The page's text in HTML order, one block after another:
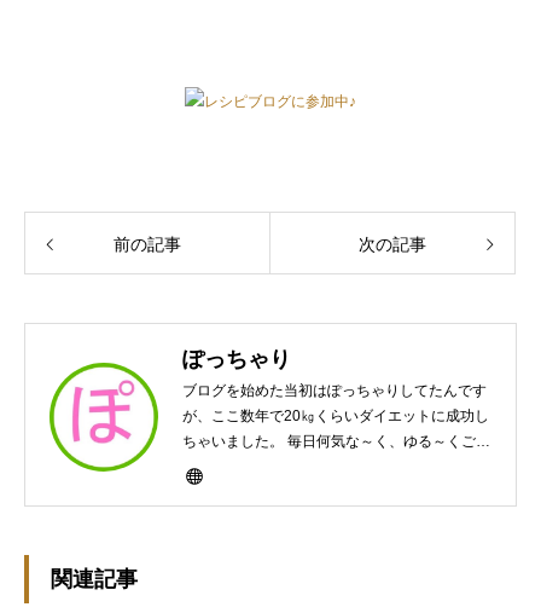
レシピブログに参加中♪
前の記事 次の記事
ぽっちゃり
ブログを始めた当初はぽっちゃりしてたんです
が、ここ数年で20㎏くらいダイエットに成功し
ちゃいました。 毎日何気な～く、ゆる～くご飯
作ってますんで、ゆる～い感じで見て頂けたら
関連記事